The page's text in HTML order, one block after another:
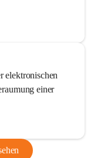
elektronischen
einer